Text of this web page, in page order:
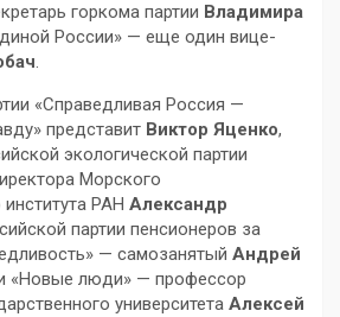
горкома партии Владимира
России» — еще один вице-
.
«Справедливая Россия —
представит Виктор Яценко,
экологической партии
Морского
РАН Александр
партии пенсионеров за
— самозанятый Андрей
«Новые люди» — профессор
университета Алексей